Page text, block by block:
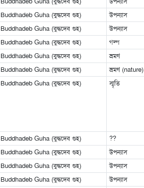
Buddhadeb Guha (বুদ্ধদেব গুহ) উপন্যাস
Buddhadeb Guha (বুদ্ধদেব গুহ) উপন্যাস
Buddhadeb Guha (বুদ্ধদেব গুহ) গল্প
Buddhadeb Guha (বুদ্ধদেব গুহ) ভ্রমণ
Buddhadeb Guha (বুদ্ধদেব গুহ) ভ্রমণ (nature)
Buddhadeb Guha (বুদ্ধদেব গুহ) স্মৃতি
Buddhadeb Guha (বুদ্ধদেব গুহ) ??
Buddhadeb Guha (বুদ্ধদেব গুহ) উপন্যাস
Buddhadeb Guha (বুদ্ধদেব গুহ) উপন্যাস
Buddhadeb Guha (বুদ্ধদেব গুহ) উপন্যাস